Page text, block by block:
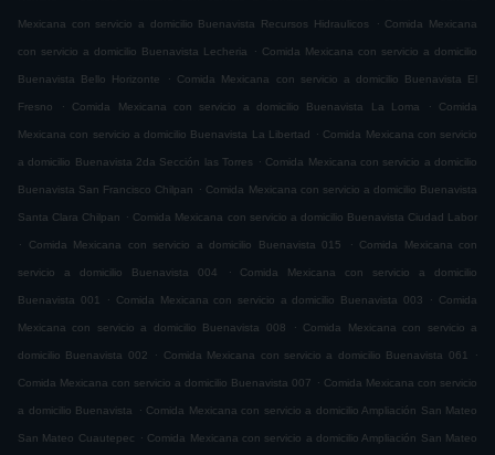
Mexicana con servicio a domicilio Buenavista Recursos Hidraulicos . Comida Mexicana
con servicio a domicilio Buenavista Lecheria . Comida Mexicana con servicio a domicilio
Buenavista Bello Horizonte . Comida Mexicana con servicio a domicilio Buenavista El
Fresno . Comida Mexicana con servicio a domicilio Buenavista La Loma . Comida
Mexicana con servicio a domicilio Buenavista La Libertad . Comida Mexicana con servicio
a domicilio Buenavista 2da Sección las Torres . Comida Mexicana con servicio a domicilio
Buenavista San Francisco Chilpan . Comida Mexicana con servicio a domicilio Buenavista
Santa Clara Chilpan . Comida Mexicana con servicio a domicilio Buenavista Ciudad Labor
.
Comida Mexicana con servicio a domicilio Buenavista 015 . Comida Mexicana con
servicio a domicilio Buenavista 004 . Comida Mexicana con servicio a domicilio
Buenavista 001 . Comida Mexicana con servicio a domicilio Buenavista 003 . Comida
Mexicana con servicio a domicilio Buenavista 008 . Comida Mexicana con servicio a
domicilio Buenavista 002 . Comida Mexicana con servicio a domicilio Buenavista 061 .
Comida Mexicana con servicio a domicilio Buenavista 007 . Comida Mexicana con servicio
a domicilio Buenavista . Comida Mexicana con servicio a domicilio Ampliación San Mateo
San Mateo Cuautepec . Comida Mexicana con servicio a domicilio Ampliación San Mateo